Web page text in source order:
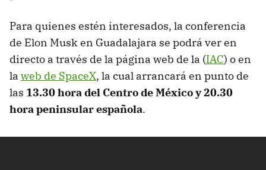
Para quienes estén interesados, la conferencia
de Elon Musk en Guadalajara se podrá ver en
directo a través de la página web de la (IAC) o en
la web de SpaceX, la cual arrancará en punto de
las 13.30 hora del Centro de México y 20.30
hora peninsular española.